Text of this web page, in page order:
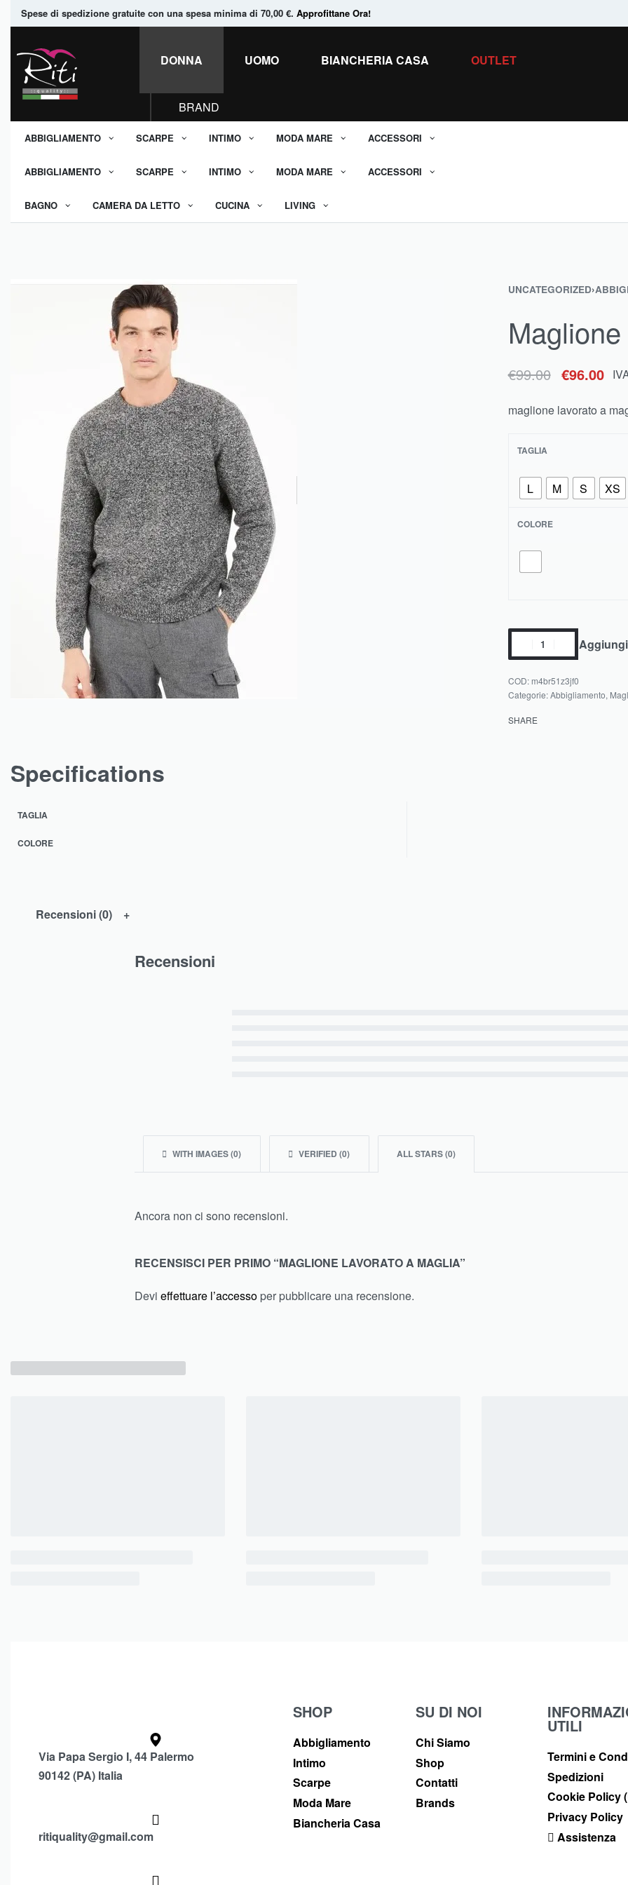
Spese di spedizione gratuite con una spesa minima di 70,00 €. Approfittane Ora!
DONNA UOMO BIANCHERIA CASA OUTLET
BRAND
ABBIGLIAMENTO SCARPE INTIMO MODA MARE ACCESSORI
ABBIGLIAMENTO SCARPE INTIMO MODA MARE ACCESSORI
BAGNO CAMERA DA LETTO CUCINA LIVING
UNCATEGORIZED›
€99.00 €96.00
maglione lavorato a
TAGLIA
L M S XS
COLORE
m4br51z3jf0
Categorie:Abbigliamento,
SHARE
Specifications
TAGLIA
COLORE
Recensioni (0)
Recensioni
WITH IMAGES (0) VERIFIED (0) ALL STARS (0)
Ancora non ci sono recensioni.
RECENSISCI PER PRIMO “MAGLIONE LAVORATO A MAGLIA”
Devi effettuare l’accesso per pubblicare una recensione.
Via Papa Sergio I, 44 Palermo
90142 (PA) Italia
ritiquality@gmail.com
SHOP
Abbigliamento
Intimo
Scarpe
Moda Mare
Biancheria Casa
SU DI NOI
Chi Siamo
Shop
Contatti
Brands
UTILI
Termini e
Spedizioni
Cookie Policy
Privacy Policy
Assistenza